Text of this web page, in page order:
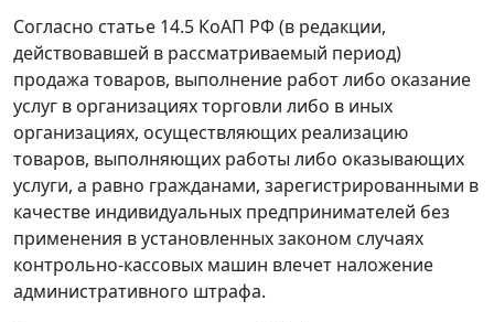
Согласно статье 14.5 КоАП РФ (в редакции,
действовавшей в рассматриваемый период)
продажа товаров, выполнение работ либо оказание
услуг в организациях торговли либо в иных
организациях, осуществляющих реализацию
товаров, выполняющих работы либо оказывающих
услуги, а равно гражданами, зарегистрированными в
качестве индивидуальных предпринимателей без
применения в установленных законом случаях
контрольно-кассовых машин влечет наложение
административного штрафа.